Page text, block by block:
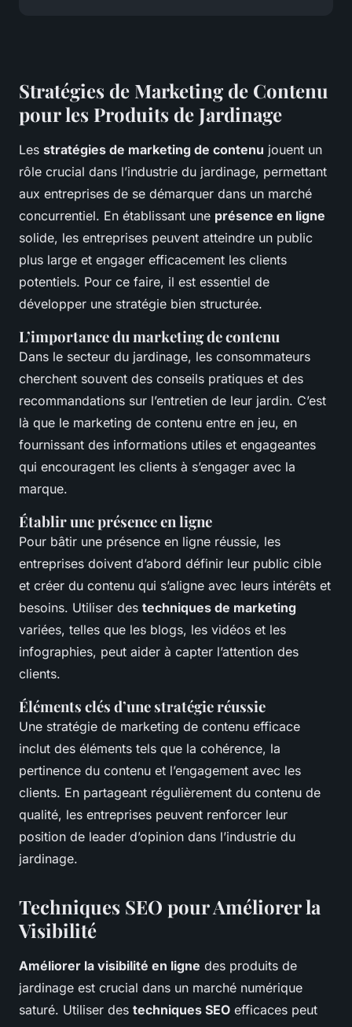
Stratégies de Marketing de Contenu
pour les Produits de Jardinage
Les stratégies de marketing de contenu jouent un
rôle crucial dans l’industrie du jardinage, permettant
aux entreprises de se démarquer dans un marché
concurrentiel. En établissant une présence en ligne
solide, les entreprises peuvent atteindre un public
plus large et engager efficacement les clients
potentiels. Pour ce faire, il est essentiel de
développer une stratégie bien structurée.
L’importance du marketing de contenu
Dans le secteur du jardinage, les consommateurs
cherchent souvent des conseils pratiques et des
recommandations sur l’entretien de leur jardin. C’est
là que le marketing de contenu entre en jeu, en
fournissant des informations utiles et engageantes
qui encouragent les clients à s’engager avec la
marque.
Établir une présence en ligne
Pour bâtir une présence en ligne réussie, les
entreprises doivent d’abord définir leur public cible
et créer du contenu qui s’aligne avec leurs intérêts et
besoins. Utiliser des techniques de marketing
variées, telles que les blogs, les vidéos et les
infographies, peut aider à capter l’attention des
clients.
Éléments clés d’une stratégie réussie
Une stratégie de marketing de contenu efficace
inclut des éléments tels que la cohérence, la
pertinence du contenu et l’engagement avec les
clients. En partageant régulièrement du contenu de
qualité, les entreprises peuvent renforcer leur
position de leader d’opinion dans l’industrie du
jardinage.
Techniques SEO pour Améliorer la
Visibilité
Améliorer la visibilité en ligne des produits de
jardinage est crucial dans un marché numérique
saturé. Utiliser des techniques SEO efficaces peut